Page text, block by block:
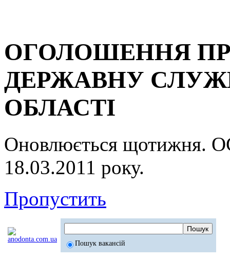
ОГОЛОШЕННЯ
ДЕРЖАВНУ
ОБЛАСТІ
Оновлюється
18.03.2011 року.
Пропустить
Пошук вакансій